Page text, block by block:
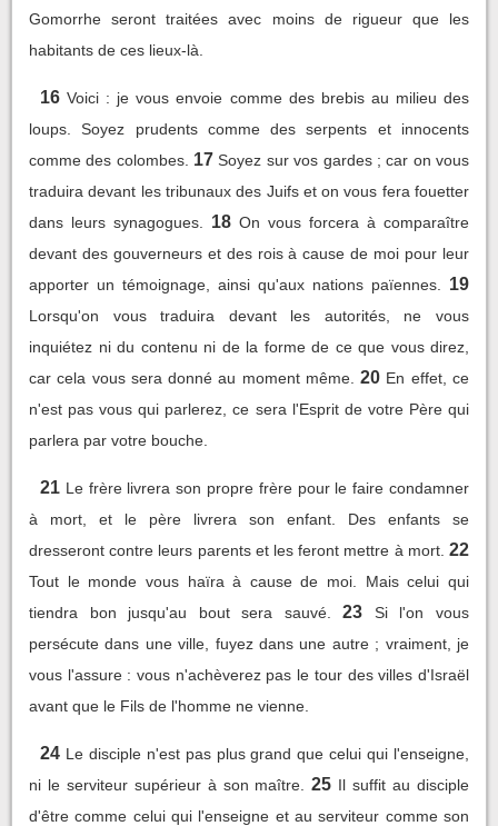
Gomorrhe seront traitées avec moins de rigueur que les
habitants de ces lieux-là.
16 Voici : je vous envoie comme des brebis au milieu des
loups. Soyez prudents comme des serpents et innocents
comme des colombes. 17 Soyez sur vos gardes ; car on vous
traduira devant les tribunaux des Juifs et on vous fera fouetter
dans leurs synagogues.
18 On vous forcera à comparaître
devant des gouverneurs et des rois à cause de moi pour leur
apporter un témoignage, ainsi qu'aux nations païennes.
19
Lorsqu'on vous traduira devant les autorités, ne vous
inquiétez ni du contenu ni de la forme de ce que vous direz,
car cela vous sera donné au moment même. 20 En effet, ce
n'est pas vous qui parlerez, ce sera l'Esprit de votre Père qui
parlera par votre bouche.
21 Le frère livrera son propre frère pour le faire condamner
à mort, et le père livrera son enfant. Des enfants se
dresseront contre leurs parents et les feront mettre à mort. 22
Tout le monde vous haïra à cause de moi. Mais celui qui
tiendra bon jusqu'au bout sera sauvé.
23
Si l'on vous
persécute dans une ville, fuyez dans une autre ; vraiment, je
vous l'assure : vous n'achèverez pas le tour des villes d'Israël
avant que le Fils de l'homme ne vienne.
24 Le disciple n'est pas plus grand que celui qui l'enseigne,
ni le serviteur supérieur à son maître.
25 Il suffit au disciple
d'être comme celui qui l'enseigne et au serviteur comme son